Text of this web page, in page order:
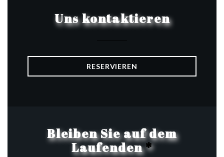
Uns kontaktieren
RESERVIEREN
Bleiben Sie auf dem
Laufenden*